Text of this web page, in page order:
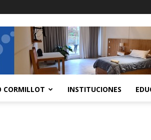
CORMILLOT INSTITUCIONES